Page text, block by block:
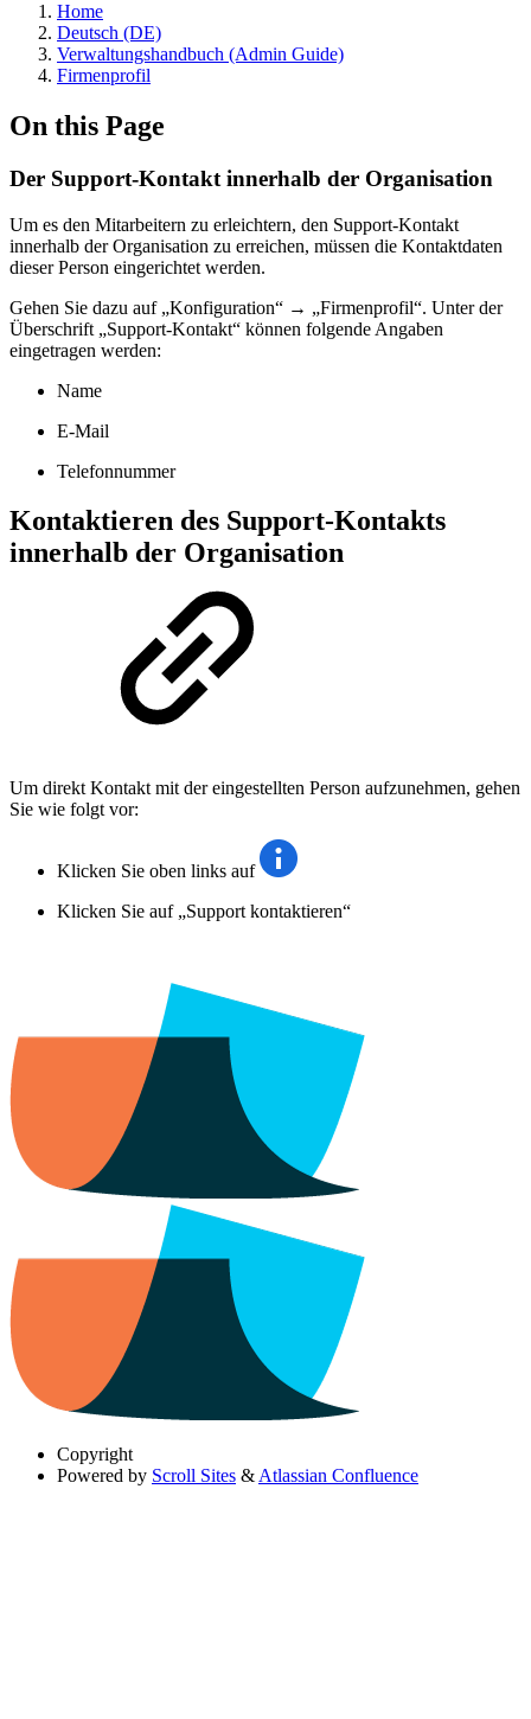
Home
Deutsch (DE)
Verwaltungshandbuch (Admin Guide)
Firmenprofil
On this Page
Der Support-Kontakt innerhalb der Organisation
Um es den Mitarbeitern zu erleichtern, den Support-Kontakt
innerhalb der Organisation zu erreichen, müssen die Kontaktdaten
dieser Person eingerichtet werden.
Gehen Sie dazu auf „Konfiguration“ → „Firmenprofil“. Unter der
Überschrift „Support-Kontakt“ können folgende Angaben
eingetragen werden:
Name
E-Mail
Telefonnummer
Kontaktieren des Support-Kontakts
innerhalb der Organisation
Um direkt Kontakt mit der eingestellten Person aufzunehmen, gehen
Sie wie folgt vor:
Klicken Sie oben links auf
Klicken Sie auf „Support kontaktieren“
Copyright
Powered by Scroll Sites & Atlassian Confluence